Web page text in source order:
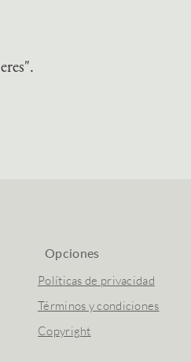
Opciones
Políticas de privacidad
​Términos y condiciones
Copyright